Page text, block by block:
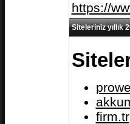
https://
Siteleriniz yıllık
firm.tr